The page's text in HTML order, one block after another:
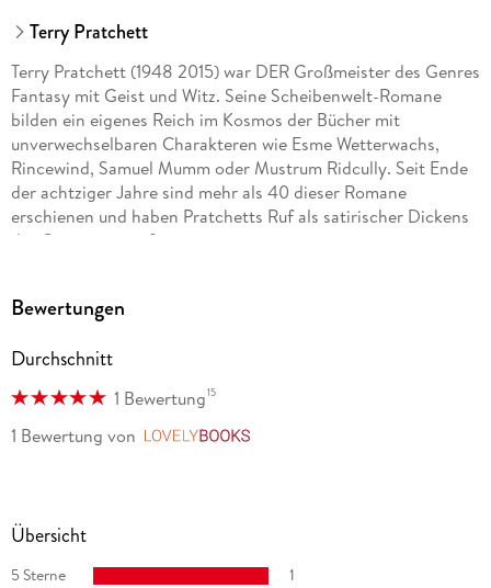
Terry Pratchett
Terry Pratchett (1948 2015) war DER Großmeister des Genres
Fantasy mit Geist und Witz. Seine Scheibenwelt-Romane
bilden ein eigenes Reich im Kosmos der Bücher mit
unverwechselbaren Charakteren wie Esme Wetterwachs,
Rincewind, Samuel Mumm oder Mustrum Ridcully. Seit Ende
der achtziger Jahre sind mehr als 40 dieser Romane
erschienen und haben Pratchetts Ruf als satirischer Dickens
der Gegenwart gefestigt.
Bewertungen
Durchschnitt
1 Bewertung15
1 Bewertung von
Übersicht
5 Sterne
1